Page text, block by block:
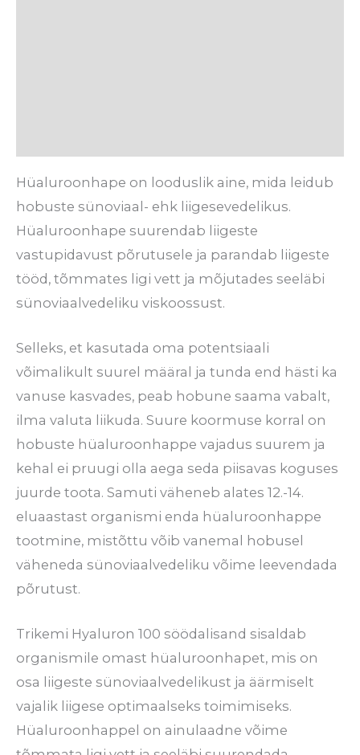
Hüaluroonhape on looduslik aine, mida leidub
hobuste sünoviaal- ehk liigesevedelikus.
Hüaluroonhape suurendab liigeste
vastupidavust põrutusele ja parandab liigeste
tööd, tõmmates ligi vett ja mõjutades seeläbi
sünoviaalvedeliku viskoossust.
Selleks, et kasutada oma potentsiaali
võimalikult suurel määral ja tunda end hästi ka
vanuse kasvades, peab hobune saama vabalt,
ilma valuta liikuda. Suure koormuse korral on
hobuste hüaluroonhappe vajadus suurem ja
kehal ei pruugi olla aega seda piisavas koguses
juurde toota. Samuti väheneb alates 12.-14.
eluaastast organismi enda hüaluroonhappe
tootmine, mistõttu võib vanemal hobusel
väheneda sünoviaalvedeliku võime leevendada
põrutust.
Trikemi Hyaluron 100 söödalisand sisaldab
organismile omast hüaluroonhapet, mis on
osa liigeste sünoviaalvedelikust ja äärmiselt
vajalik liigese optimaalseks toimimiseks.
Hüaluroonhappel on ainulaadne võime